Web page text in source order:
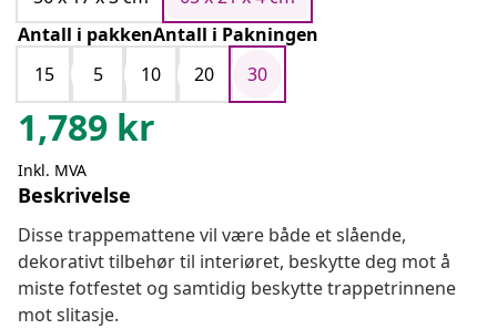
Antall i pakkenAntall i Pakningen
15
5 10 20 30
1,789 kr
Inkl. MVA
Beskrivelse
Disse trappemattene vil være både et slående,
dekorativt tilbehør til interiøret, beskytte deg mot å
miste fotfestet og samtidig beskytte trappetrinnene
mot slitasje.